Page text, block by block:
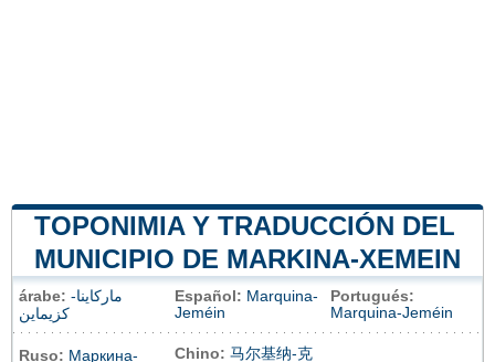
TOPONIMIA Y TRADUCCIÓN DEL
MUNICIPIO DE MARKINA-XEMEIN
árabe: ماركاينا-
كزيماين
Español: Marquina-
Jeméin
Portugués:
Marquina-Jeméin
Ruso: Маркина-
Chino: 马尔基纳-克